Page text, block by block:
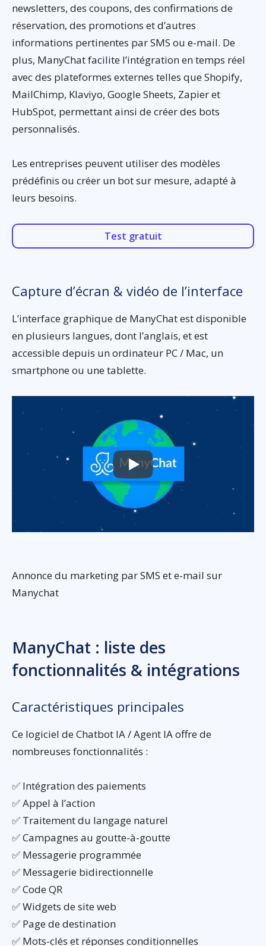
newsletters, des coupons, des confirmations de
réservation, des promotions et d’autres
informations pertinentes par SMS ou e-mail. De
plus, ManyChat facilite l’intégration en temps réel
avec des plateformes externes telles que Shopify,
MailChimp, Klaviyo, Google Sheets, Zapier et
HubSpot, permettant ainsi de créer des bots
personnalisés.
Les entreprises peuvent utiliser des modèles
prédéfinis ou créer un bot sur mesure, adapté à
leurs besoins.
Test gratuit
Capture d’écran & vidéo de l’interface
L’interface graphique de ManyChat est disponible
en plusieurs langues, dont l’anglais, et est
accessible depuis un ordinateur PC / Mac, un
smartphone ou une tablette.
Annonce du marketing par SMS et e-mail sur
Manychat
ManyChat : liste des
fonctionnalités & intégrations
Caractéristiques principales
Ce logiciel de Chatbot IA / Agent IA offre de
nombreuses fonctionnalités :
✅ Intégration des paiements
✅ Appel à l’action
✅ Traitement du langage naturel
✅ Campagnes au goutte-à-goutte
✅ Messagerie programmée
✅ Messagerie bidirectionnelle
✅ Code QR
✅ Widgets de site web
✅ Page de destination
✅ Mots-clés et réponses conditionnelles